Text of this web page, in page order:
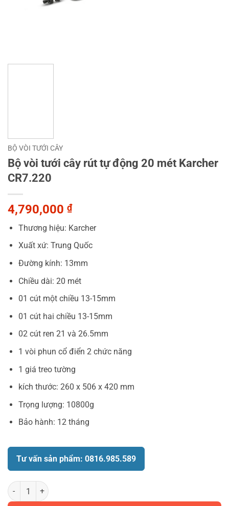
BỘ VÒI TƯỚI CÂY
Bộ vòi tưới cây rút tự động 20 mét Karcher
CR7.220
4,790,000 ₫
Thương hiệu: Karcher
Xuất xứ: Trung Quốc
Đường kính: 13mm
Chiều dài: 20 mét
01 cút một chiều 13-15mm
01 cút hai chiều 13-15mm
02 cút ren 21 và 26.5mm
1 vòi phun cổ điển 2 chức năng
1 giá treo tường
kích thước: 260 x 506 x 420 mm
Trọng lượng: 10800g
Bảo hành: 12 tháng
Tư vấn sản phẩm: 0816.985.589
Bộ vòi tưới cây rút tự động 20 mét Karcher CR7.220 số lượng